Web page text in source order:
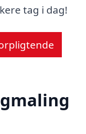
tag i dag!